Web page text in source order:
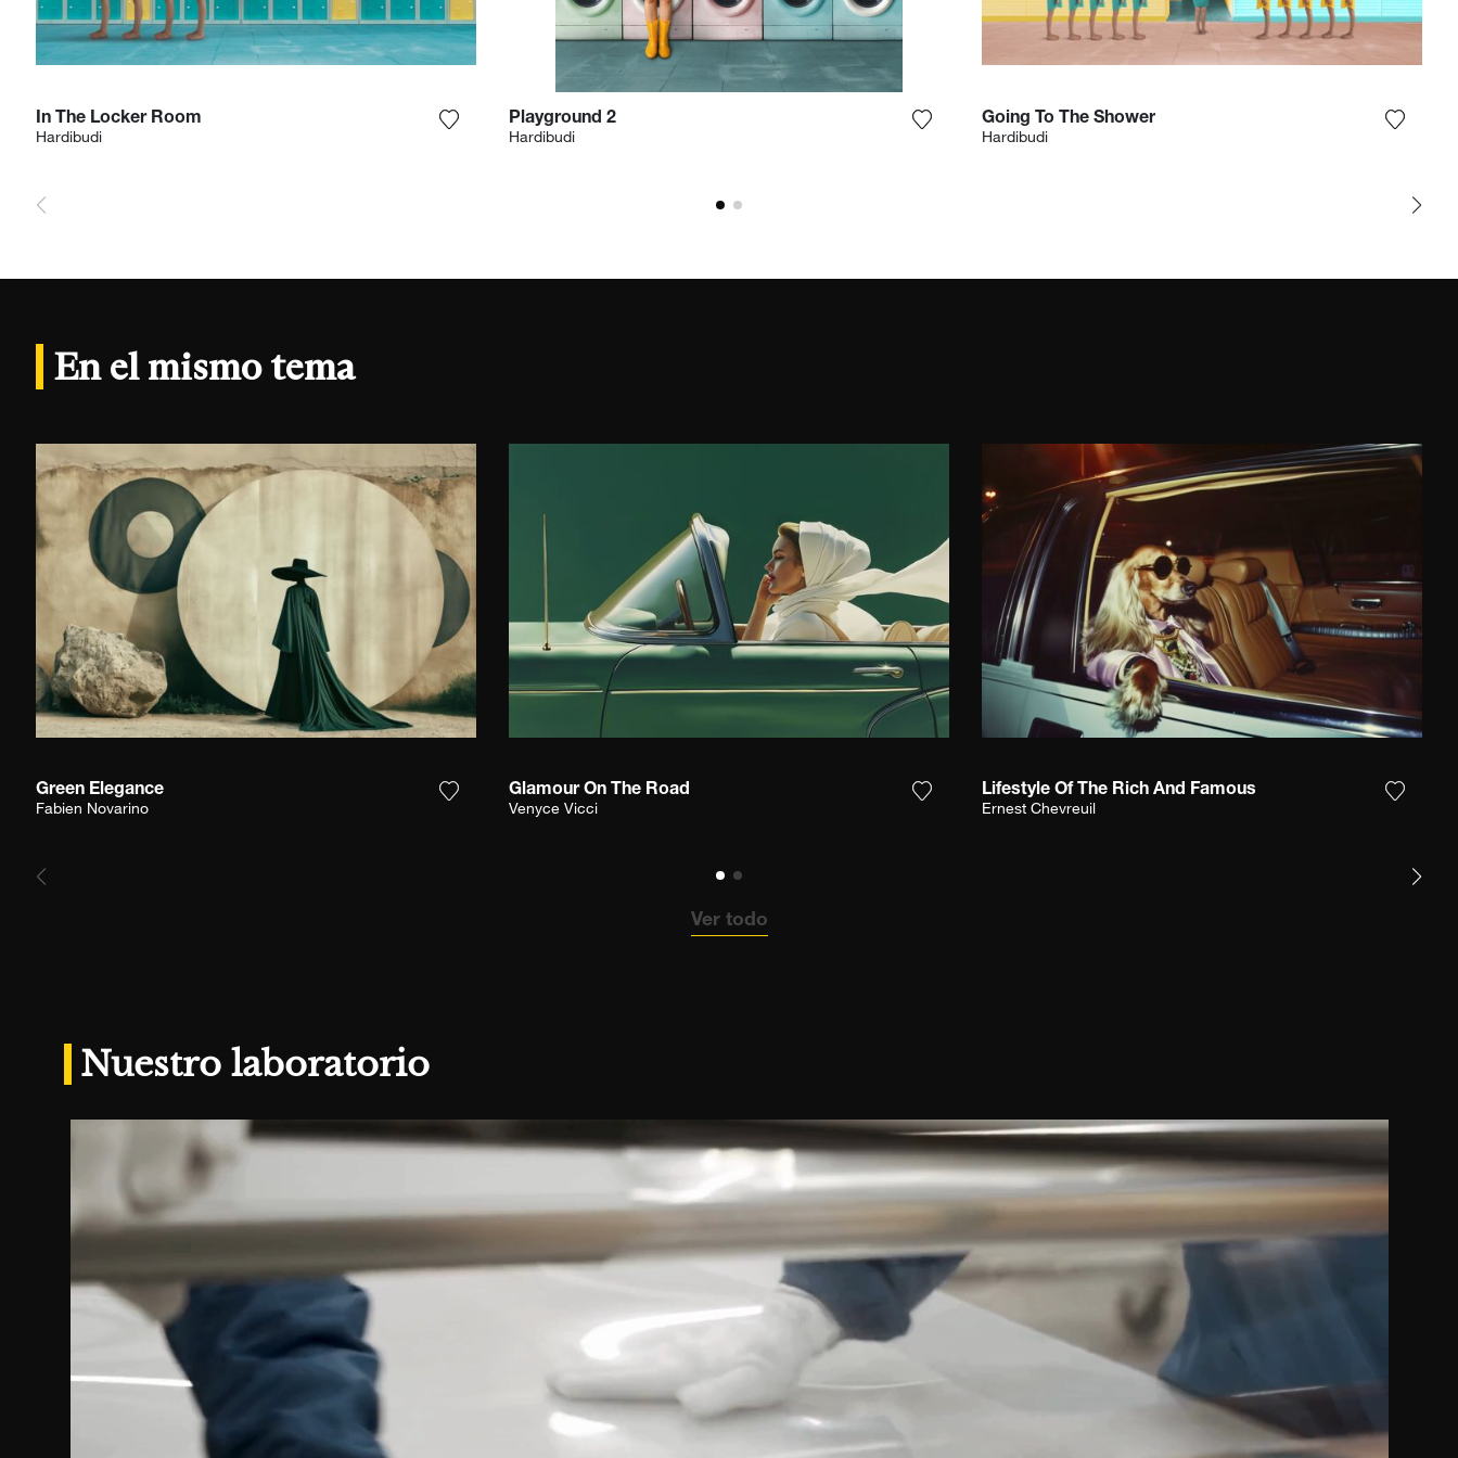
In The Locker Room
Hardibudi Agrega la fotografía a mi lista de deseos
Playground 2
Hardibudi Agrega la fotografía a mi lista de deseos
Going To The Shower
Hardibudi
En el mismo tema
Green Elegance
Fabien Novarino Agrega la fotografía a mi lista de deseos
Glamour On The Road
Venyce Vicci Agrega la fotografía a mi lista de deseos
Lifestyle Of The Rich And Famous
Ernest Chevreuil
Ver todo
Nuestro laboratorio